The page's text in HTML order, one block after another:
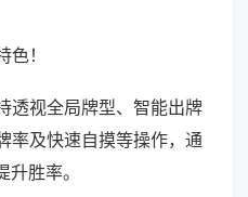
！
透视全局牌型、智能出牌
率及快速自摸等操作，通
胜率。